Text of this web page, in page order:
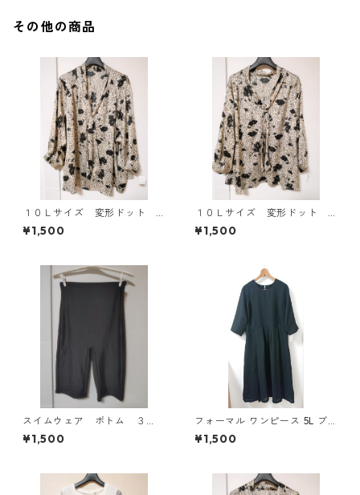
その他の商品
１０Ｌサイズ 変形ドット
花柄 ボウタイブラウス オ
フホワイト KAE-4775
¥1,500
１０Ｌサイズ 変形ドット
花柄 ボウタイブラウス オ
フホワイト KAE-4772
¥1,500
スイムウェア ボトム ３
Ｌ ブラック KAE-4563
¥1,500
フォーマル ワンピース 5L ブ
ラック ◆KIY-1300◆
¥1,500